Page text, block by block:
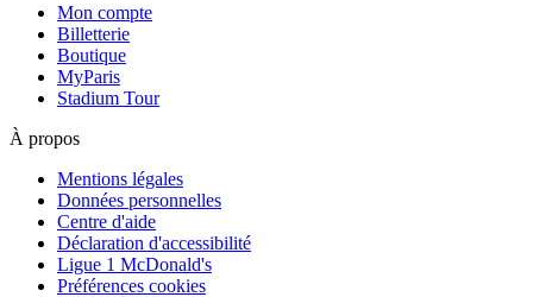
Mon compte
Billetterie
Boutique
MyParis
Stadium Tour
À propos
Mentions légales
Données personnelles
Centre d'aide
Déclaration d'accessibilité
Ligue 1 McDonald's
Préférences cookies